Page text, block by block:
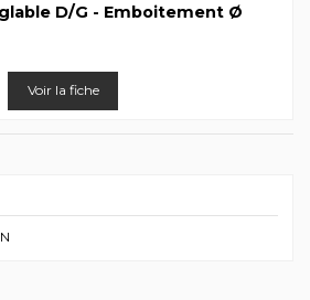
D/G - Emboitement Ø
Voir la fiche